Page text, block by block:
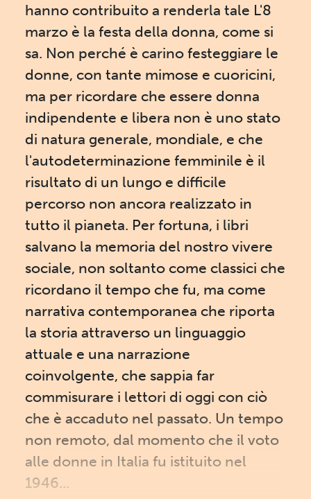
hanno contribuito a renderla tale L'8
marzo è la festa della donna, come si
sa. Non perché è carino festeggiare le
donne, con tante mimose e cuoricini,
ma per ricordare che essere donna
indipendente e libera non è uno stato
di natura generale, mondiale, e che
l'autodeterminazione femminile è il
risultato di un lungo e difficile
percorso non ancora realizzato in
tutto il pianeta. Per fortuna, i libri
salvano la memoria del nostro vivere
sociale, non soltanto come classici che
ricordano il tempo che fu, ma come
narrativa contemporanea che riporta
la storia attraverso un linguaggio
attuale e una narrazione
coinvolgente, che sappia far
commisurare i lettori di oggi con ciò
che è accaduto nel passato. Un tempo
non remoto, dal momento che il voto
alle donne in Italia fu istituito nel
1946...